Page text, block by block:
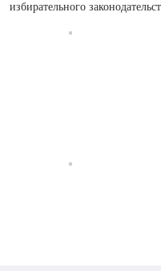
избирательного